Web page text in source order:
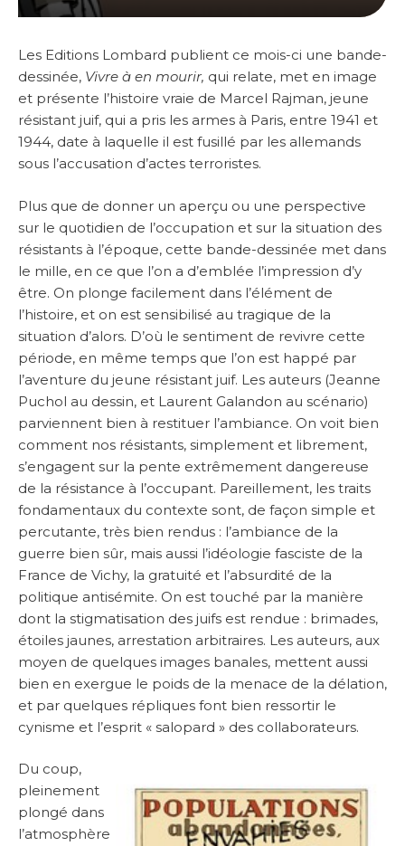
Les Editions Lombard publient ce mois-ci une bande-
dessinée, Vivre à en mourir, qui relate, met en image
et présente l’histoire vraie de Marcel Rajman, jeune
résistant juif, qui a pris les armes à Paris, entre 1941 et
1944, date à laquelle il est fusillé par les allemands
sous l’accusation d’actes terroristes.
Plus que de donner un aperçu ou une perspective
sur le quotidien de l’occupation et sur la situation des
résistants à l’époque, cette bande-dessinée met dans
le mille, en ce que l’on a d’emblée l’impression d’y
être. On plonge facilement dans l’élément de
l’histoire, et on est sensibilisé au tragique de la
situation d’alors. D’où le sentiment de revivre cette
période, en même temps que l’on est happé par
l’aventure du jeune résistant juif. Les auteurs (Jeanne
Puchol au dessin, et Laurent Galandon au scénario)
parviennent bien à restituer l’ambiance. On voit bien
comment nos résistants, simplement et librement,
s’engagent sur la pente extrêmement dangereuse
de la résistance à l’occupant. Pareillement, les traits
fondamentaux du contexte sont, de façon simple et
percutante, très bien rendus : l’ambiance de la
guerre bien sûr, mais aussi l’idéologie fasciste de la
France de Vichy, la gratuité et l’absurdité de la
politique antisémite. On est touché par la manière
dont la stigmatisation des juifs est rendue : brimades,
étoiles jaunes, arrestation arbitraires. Les auteurs, aux
moyen de quelques images banales, mettent aussi
bien en exergue le poids de la menace de la délation,
et par quelques répliques font bien ressortir le
cynisme et l’esprit « salopard » des collaborateurs.
Du coup,
pleinement
plongé dans
l’atmosphère